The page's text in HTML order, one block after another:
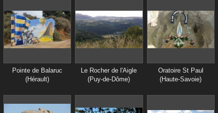
Pointe de Balaruc
(Hérault)
Le Rocher de l'Aigle
(Puy-de-Dôme)
Oratoire St Paul
(Haute-Savoie)